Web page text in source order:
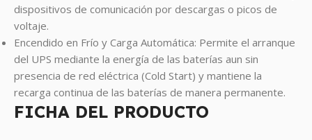
dispositivos de comunicación por descargas o picos de
voltaje.
Encendido en Frío y Carga Automática: Permite el arranque
del UPS mediante la energía de las baterías aun sin
presencia de red eléctrica (Cold Start) y mantiene la
recarga continua de las baterías de manera permanente.
FICHA DEL PRODUCTO